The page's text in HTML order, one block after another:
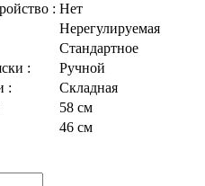
: Нет
Нерегулируемая
Стандартное
:
Ручной
:
Складная
58 см
46 см